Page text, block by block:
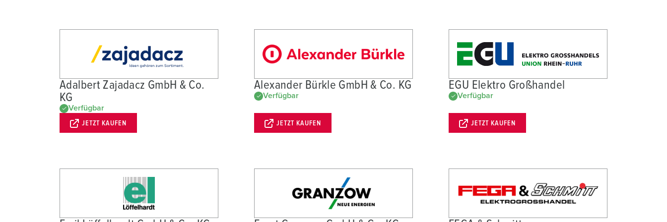
Adalbert Zajadacz GmbH & Co.
KG
Verfügbar
JETZT KAUFEN
Alexander Bürkle GmbH & Co. KG
Verfügbar
JETZT KAUFEN
EGU Elektro Großhandel
Verfügbar
JETZT KAUFEN